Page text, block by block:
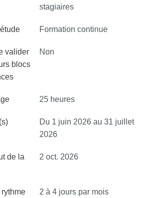
ou judiciaire
les métissages et les questions
stagiaires
Formation continue
valider
blocs
Non
25 heures
Du 1 juin 2026 au 31 juillet
2026
de la
2 oct. 2026
2 à 4 jours par mois